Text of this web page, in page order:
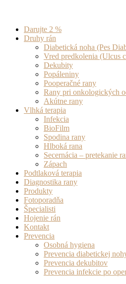
Darujte 2 %
Druhy rán
Diabetická noha (Pes
Vred predkolenia (Ulcus
Dekubity
Popáleniny
Pooperačné rany
Rany pri onkologických
Akútne rany
Vlhká terapia
Infekcia
BioFilm
Spodina rany
Hlboká rana
Secernácia – pretekanie
Zápach
Podtlaková terapia
Diagnostika rany
Produkty
Fotoporadňa
Špecialisti
Hojenie rán
Kontakt
Prevencia
Osobná hygiena
Prevencia diabetickej
Prevencia dekubitov
Prevencia infekcie po